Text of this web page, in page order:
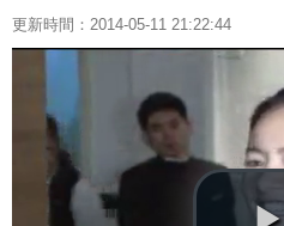
更新時間：2014-05-11 21:22:44